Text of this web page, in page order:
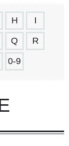
H I
Q R
0-9